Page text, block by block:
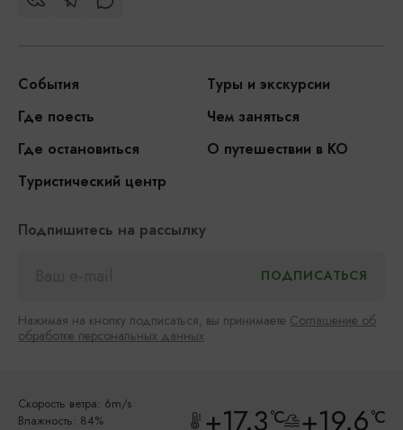
События
Туры и экскурсии
Где поесть
Чем заняться
Где остановиться
О путешествии в КО
Туристический центр
Подпишитесь на рассылку
Нажимая на кнопку подписаться, вы принимаете Соглашение об
обработке персональных данных
Скорость ветра: 6m/s
Влажность: 84%
+17.3°C +19.6°C